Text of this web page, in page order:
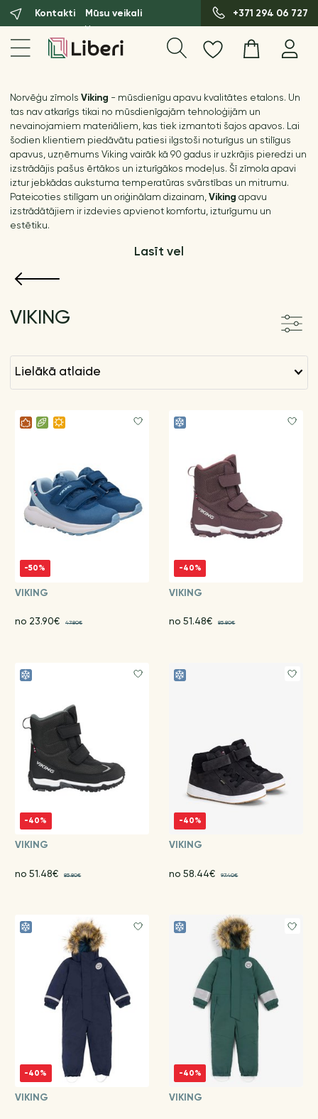
Kontakti Mūsu veikali +371 294 06 727
Norvēģu zīmols Viking - mūsdienīgu apavu kvalitātes etalons. Un
tas nav atkarīgs tikai no mūsdienīgajām tehnoloģijām un
nevainojamiem materiāliem, kas tiek izmantoti šajos apavos. Lai
šodien klientiem piedāvātu patiesi ilgstoši noturīgus un stilīgus
apavus, uzņēmums Viking vairāk kā 90 gadus ir uzkrājis pieredzi un
izstrādājis pašus ērtākos un izturīgākos modeļus. Šī zīmola apavi
iztur jebkādas aukstuma temperatūras svārstības un mitrumu.
Pateicoties stilīgam un oriģinālam dizainam, Viking apavu
izstrādātājiem ir izdevies apvienot komfortu, izturīgumu un
estētiku.
Lasīt vel
VIKING
lielākā atlaide
-50%
VIKING
no 23.90€ 47.80€
-40%
VIKING
no 51.48€ 85.80€
-40%
VIKING
no 51.48€ 85.80€
-40%
VIKING
no 58.44€ 97.40€
-40%
VIKING
-40%
VIKING